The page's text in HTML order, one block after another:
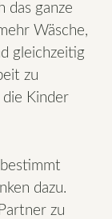
das ganze
Wäsche,
gleichzeitig
zu
die Kinder
dazu.
zu